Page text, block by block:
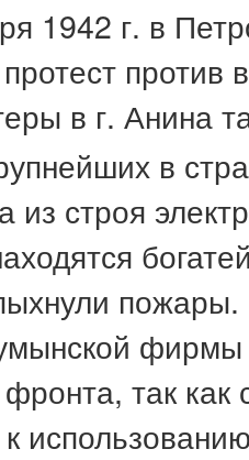
1942 г. в
против
в г. Анина
в
из строя
так как